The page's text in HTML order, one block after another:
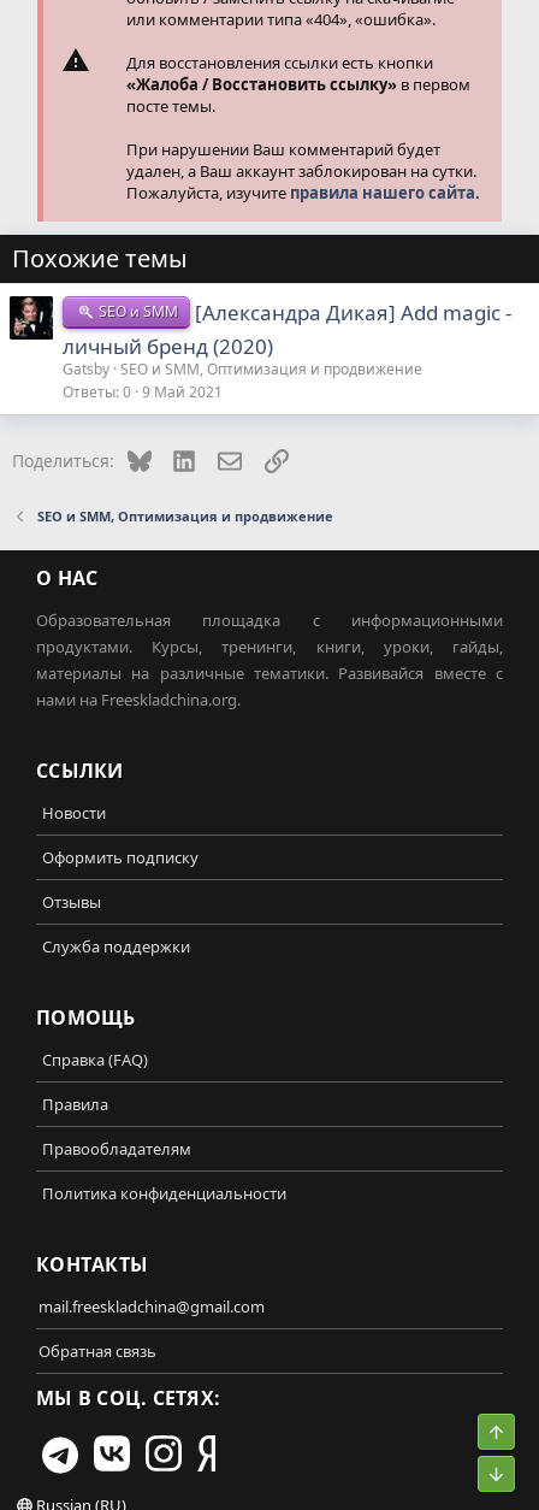
или комментарии типа «404», «ошибка».
Для восстановления ссылки есть кнопки
«Жалоба / Восстановить ссылку» в первом
посте темы.
При нарушении Ваш комментарий будет
удален, а Ваш аккаунт заблокирован на сутки.
Пожалуйста, изучите правила нашего сайта.
Похожие темы
SEO и SMM
[Александра Дикая] Add magic -
личный бренд (2020)
Gatsby SEO и SMM, Оптимизация и продвижение
Ответы 0 9 Май 2021
Поделиться: Bluesky LinkedInЭлектронная почта
Ссылка
SEO и SMM, Оптимизация и продвижение
О НАС
Образовательная площадка с информационными
продуктами. Курсы, тренинги, книги, уроки, гайды,
материалы на различные тематики. Развивайся вместе с
нами на Freeskladchina.org.
ССЫЛКИ
Новости
Оформить подписку
Отзывы
Служба поддержки
ПОМОЩЬ
Справка (FAQ)
Правила
Правообладателям
Политика конфиденциальности
КОНТАКТЫ
mail.freeskladchina@gmail.com
Обратная связь
МЫ В СОЦ. СЕТЯХ:
Russian (RU)